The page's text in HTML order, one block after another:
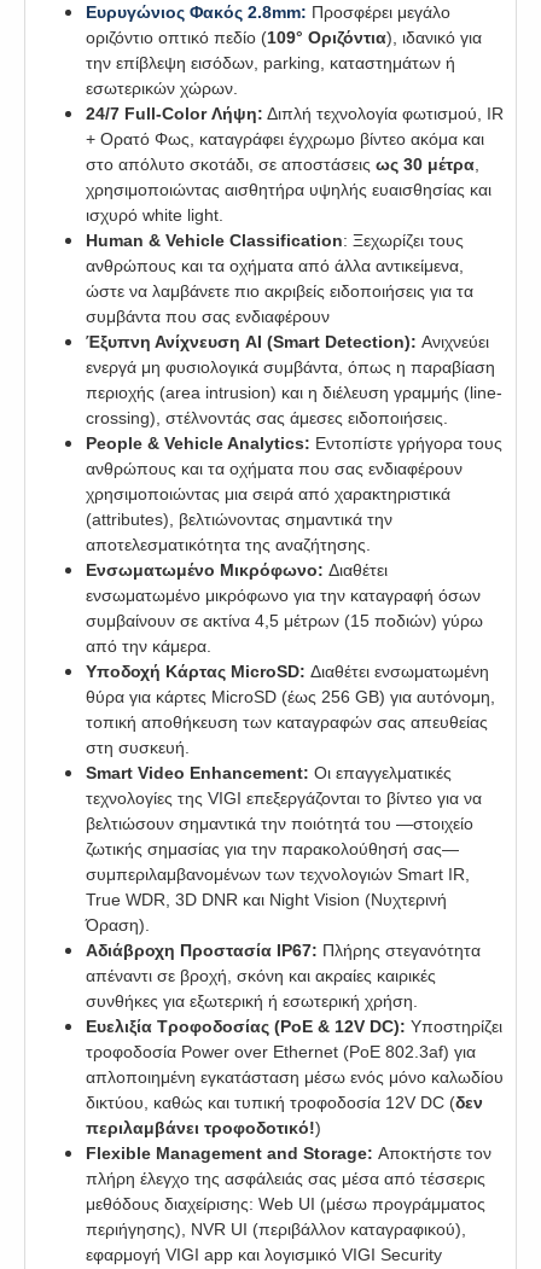
Ευρυγώνιος Φακός 2.8mm: Προσφέρει μεγάλο
οριζόντιο οπτικό πεδίο (109° Οριζόντια), ιδανικό για
την επίβλεψη εισόδων, parking, καταστημάτων ή
εσωτερικών χώρων.
24/7 Full-Color Λήψη: Διπλή τεχνολογία φωτισμού, IR
+ Ορατό Φως, καταγράφει έγχρωμο βίντεο ακόμα και
στο απόλυτο σκοτάδι, σε αποστάσεις ως 30 μέτρα
χρησιμοποιώντας αισθητήρα υψηλής ευαισθησίας και
ισχυρό white light.
Human & Vehicle Classification: Ξεχωρίζει τους
ανθρώπους και τα οχήματα από άλλα αντικείμενα,
ώστε να λαμβάνετε πιο ακριβείς ειδοποιήσεις για τα
συμβάντα που σας ενδιαφέρουν
Έξυπνη Ανίχνευση AI (Smart Detection): Ανιχνεύει
ενεργά μη φυσιολογικά συμβάντα, όπως η παραβίαση
περιοχής (area intrusion) και η διέλευση γραμμής (line-
crossing), στέλνοντάς σας άμεσες ειδοποιήσεις.
People & Vehicle Analytics: Εντοπίστε γρήγορα τους
ανθρώπους και τα οχήματα που σας ενδιαφέρουν
χρησιμοποιώντας μια σειρά από χαρακτηριστικά
(attributes), βελτιώνοντας σημαντικά την
αποτελεσματικότητα της αναζήτησης.
Ενσωματωμένο Μικρόφωνο: Διαθέτει
ενσωματωμένο μικρόφωνο για την καταγραφή όσων
συμβαίνουν σε ακτίνα 4,5 μέτρων (15 ποδιών) γύρω
από την κάμερα.
Υποδοχή Κάρτας MicroSD: Διαθέτει ενσωματωμένη
θύρα για κάρτες MicroSD (έως 256 GB) για αυτόνομη,
τοπική αποθήκευση των καταγραφών σας απευθείας
στη συσκευή.
Smart Video Enhancement: Οι επαγγελματικές
τεχνολογίες της VIGI επεξεργάζονται το βίντεο για να
βελτιώσουν σημαντικά την ποιότητά του —στοιχείο
ζωτικής σημασίας για την παρακολούθησή σας—
συμπεριλαμβανομένων των τεχνολογιών Smart IR,
True WDR, 3D DNR και Night Vision (Νυχτερινή
Όραση).
Αδιάβροχη Προστασία IP67: Πλήρης στεγανότητα
απέναντι σε βροχή, σκόνη και ακραίες καιρικές
συνθήκες για εξωτερική ή εσωτερική χρήση.
Ευελιξία Τροφοδοσίας (PoE & 12V DC): Υποστηρίζει
τροφοδοσία Power over Ethernet (PoE 802.3af) για
απλοποιημένη εγκατάσταση μέσω ενός μόνο καλωδίου
δικτύου, καθώς και τυπική τροφοδοσία 12V DC (δεν
περιλαμβάνει τροφοδοτικό!)
Flexible Management and Storage: Αποκτήστε τον
πλήρη έλεγχο της ασφάλειάς σας μέσα από τέσσερις
μεθόδους διαχείρισης: Web UI (μέσω προγράμματος
περιήγησης), NVR UI (περιβάλλον καταγραφικού),
εφαρμογή VIGI app και λογισμικό VIGI Security